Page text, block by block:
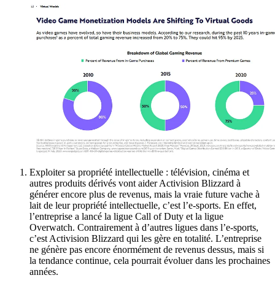
Exploiter sa propriété intellectuelle : télévision, cinéma et
autres produits dérivés vont aider Activision Blizzard à
générer encore plus de revenus, mais la vraie future vache à
lait de leur propriété intellectuelle, c’est l’e-sports. En effet,
l’entreprise a lancé la ligue Call of Duty et la ligue
Overwatch. Contrairement à d’autres ligues dans l’e-sports,
c’est Activision Blizzard qui les gère en totalité. L’entreprise
ne génère pas encore énormément de revenus dessus, mais si
la tendance continue, cela pourrait évoluer dans les prochaines
années.